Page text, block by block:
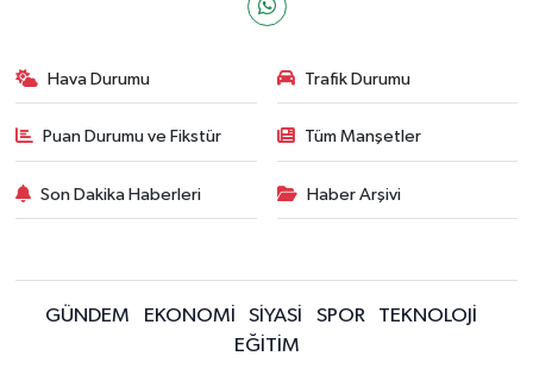
Hava Durumu Trafik Durumu
Puan Durumu ve Fikstür Tüm Manşetler
Son Dakika Haberleri Haber Arşivi
GÜNDEM EKONOMİ SİYASİ SPOR
TEKNOLOJİ
EĞİTİM